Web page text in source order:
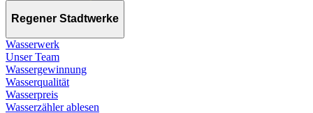
Regener Stadtwerke
Wasserwerk
Unser Team
Wassergewinnung
Wasserqualität
Wasserpreis
Wasserzähler ablesen